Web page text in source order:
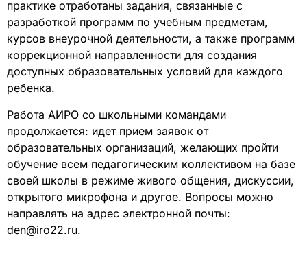
практике отработаны задания, связанные с
разработкой программ по учебным предметам,
курсов внеурочной деятельности, а также программ
коррекционной направленности для создания
доступных образовательных условий для каждого
ребенка.
Работа АИРО со школьными командами
продолжается: идет прием заявок от
образовательных организаций, желающих пройти
обучение всем педагогическим коллективом на базе
своей школы в режиме живого общения, дискуссии,
открытого микрофона и другое. Вопросы можно
направлять на адрес электронной почты:
den@iro22.ru.